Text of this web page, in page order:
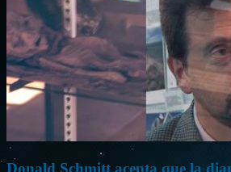
Donald Schmitt acepta que la